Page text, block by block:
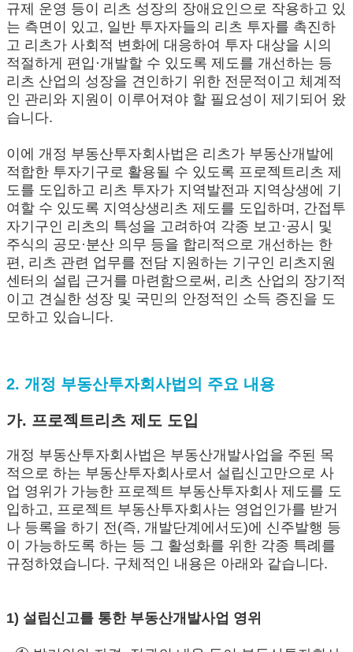
규제 운영 등이 리츠 성장의 장애요인으로 작용하고 있
는 측면이 있고, 일반 투자자들의 리츠 투자를 촉진하
고 리츠가 사회적 변화에 대응하여 투자 대상을 시의
적절하게 편입·개발할 수 있도록 제도를 개선하는 등
리츠 산업의 성장을 견인하기 위한 전문적이고 체계적
인 관리와 지원이 이루어져야 할 필요성이 제기되어 왔
습니다.
이에 개정 부동산투자회사법은 리츠가 부동산개발에
적합한 투자기구로 활용될 수 있도록 프로젝트리츠 제
도를 도입하고 리츠 투자가 지역발전과 지역상생에 기
여할 수 있도록 지역상생리츠 제도를 도입하며, 간접투
자기구인 리츠의 특성을 고려하여 각종 보고·공시 및
주식의 공모·분산 의무 등을 합리적으로 개선하는 한
편, 리츠 관련 업무를 전담 지원하는 기구인 리츠지원
센터의 설립 근거를 마련함으로써, 리츠 산업의 장기적
이고 견실한 성장 및 국민의 안정적인 소득 증진을 도
모하고 있습니다.
2. 개정 부동산투자회사법의 주요 내용
가. 프로젝트리츠 제도 도입
개정 부동산투자회사법은 부동산개발사업을 주된 목
적으로 하는 부동산투자회사로서 설립신고만으로 사
업 영위가 가능한 프로젝트 부동산투자회사 제도를 도
입하고, 프로젝트 부동산투자회사는 영업인가를 받거
나 등록을 하기 전(즉, 개발단계에서도)에 신주발행 등
이 가능하도록 하는 등 그 활성화를 위한 각종 특례를
규정하였습니다. 구체적인 내용은 아래와 같습니다.
1) 설립신고를 통한 부동산개발사업 영위